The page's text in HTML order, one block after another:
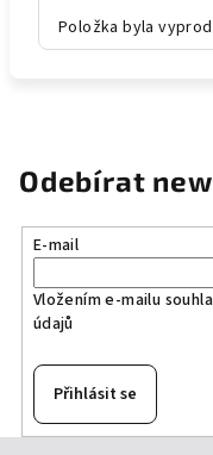
Položka byla
Odebírat
E-mail
Vložením e-mailu
údajů
Přihlásit se